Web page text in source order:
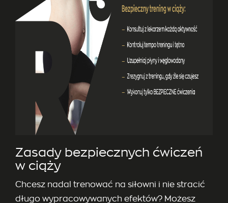
Zasady bezpiecznych ćwiczeń
w ciąży
Chcesz nadal trenować na siłowni i nie stracić
długo wypracowywanych efektów? Możesz